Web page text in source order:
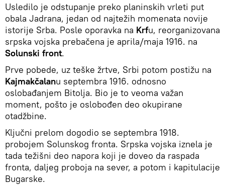
Usledilo je odstupanje preko planinskih vrleti put
obala Jadrana, jedan od najtežih momenata novije
istorije Srba. Posle oporavka na Krfu, reorganizovana
srpska vojska prebačena je aprila/maja 1916. na
Solunski front.
Prve pobede, uz teške žrtve, Srbi potom postižu na
Kajmakčalanu septembra 1916. odnosno
oslobađanjem Bitolja. Bio je to veoma važan
moment, pošto je oslobođen deo okupirane
otadžbine.
Ključni prelom dogodio se septembra 1918.
probojem Solunskog fronta. Srpska vojska iznela je
tada težišni deo napora koji je doveo da raspada
fronta, daljeg proboja na sever, a potom i kapitulacije
Bugarske.